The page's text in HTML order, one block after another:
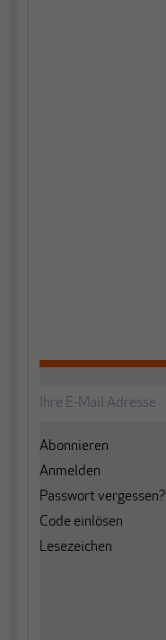
Abonnieren
Anmelden
Passwort vergessen?
Code einlösen
Lesezeichen